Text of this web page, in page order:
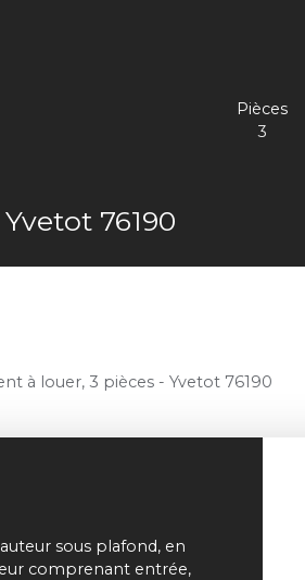
Pièces
3
76190
à louer, 3 pièces - Yvetot 76190
sous plafond, en
comprenant entrée,